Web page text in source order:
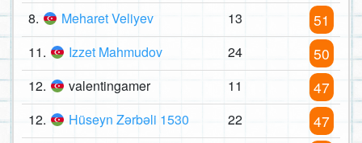
8. Meharet Veliyev 13 51
11. Izzet Mahmudov 24 50
12. valentingamer 11 47
12. Hüseyn Zərbəli 1530 22 47